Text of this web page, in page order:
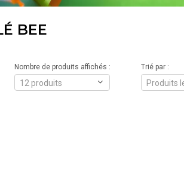
BEE
Trié par :
Nombre de produits affichés :
12 produits